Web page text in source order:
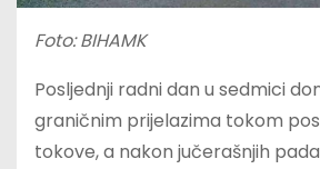
Foto: BIHAMK
Posljednji radni dan u sedmici
graničnim prijelazima tokom
tokove, a nakon jučerašnjih